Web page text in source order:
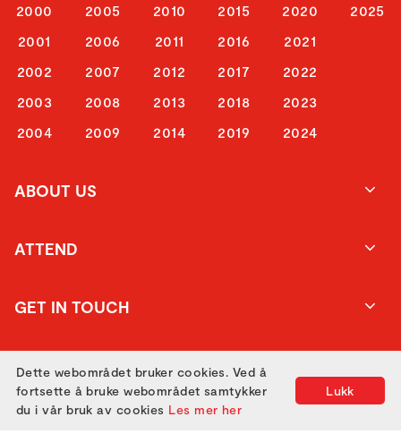
2000
2001
2002
2003
2004
2005
2006
2007
2008
2009
2010
2011
2012
2013
2014
2015
2016
2017
2018
2019
2020
2021
2022
2023
2024
2025
ABOUT US
ATTEND
GET IN TOUCH
Lukk
Dette webområdet bruker cookies. Ved å
fortsette å bruke webområdet samtykker
du i vår bruk av cookies Les mer her